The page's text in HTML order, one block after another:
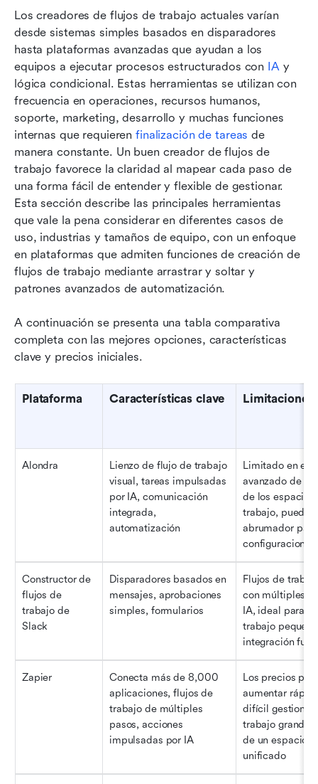
Los creadores de flujos de trabajo actuales varían
desde sistemas simples basados en disparadores
hasta plataformas avanzadas que ayudan a los
equipos a ejecutar procesos estructurados con IA y
lógica condicional. Estas herramientas se utilizan con
frecuencia en operaciones, recursos humanos,
soporte, marketing, desarrollo y muchas funciones
internas que requieren finalización de tareas de
manera constante. Un buen creador de flujos de
trabajo favorece la claridad al mapear cada paso de
una forma fácil de entender y flexible de gestionar.
Esta sección describe las principales herramientas
que vale la pena considerar en diferentes casos de
uso, industrias y tamaños de equipo, con un enfoque
en plataformas que admiten funciones de creación de
flujos de trabajo mediante arrastrar y soltar y
patrones avanzados de automatización.
A continuación se presenta una tabla comparativa
completa con las mejores opciones, características
clave y precios iniciales.
Plataforma Características clave Limitaciones
Alondra
Lienzo de flujo de trabajo
visual, tareas impulsadas
por IA, comunicación
integrada,
automatización
Limitado en el
avanzado de
de los espacios
trabajo, puede
abrumador para
Constructor de
flujos de
trabajo de
Slack
Disparadores basados en
mensajes, aprobaciones
simples, formularios
Flujos de
con múltiples
IA, ideal para
trabajo
integración
Zapier
Conecta más de 8,000
aplicaciones, flujos de
trabajo de múltiples
pasos, acciones
impulsadas por IA
Los precios
aumentar
difícil gestionar
trabajo grandes
de un espacio
unificado